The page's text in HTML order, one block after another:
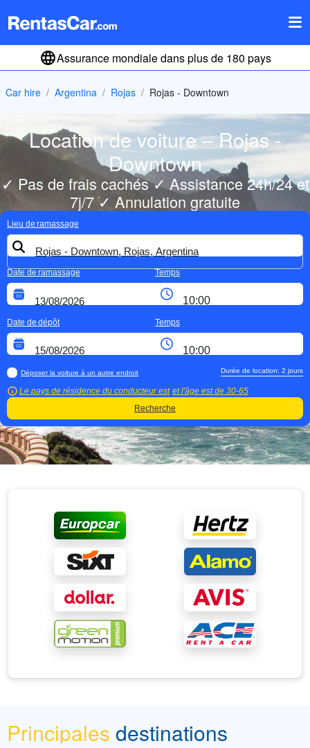
Assurance mondiale dans plus de 180 pays
Car hire Argentina Rojas Rojas - Downtown
Location de voiture – Rojas -
Downtown
✓ Pas de frais cachés ✓ Assistance 24h/24 et
7j/7 ✓ Annulation gratuite
Lieu de ramassage
Date de ramassage Temps
Date de dépôt Temps
Déposer la voiture à un autre endroit
Le pays de résidence du conducteur est et l'âge est de 30-65
Durée de location: 2 jours
Recherche
Principales destinations